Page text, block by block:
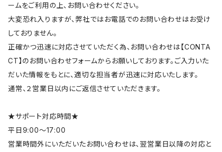
ームをご利用の上、お問い合わせください。
大変恐れ入りますが、弊社ではお電話でのお問い合わせはお受け
しておりません。
正確かつ迅速に対応させていただく為、お問い合わせは【CONTA
CT】のお問い合わせフォームからお願いしております。ご入力いた
だいた情報をもとに、適切な担当者が迅速に対応いたします。
通常、２営業日以内にご返信させていただきます。
★サポート対応時間★
平日9:00～17:00
営業時間外にいただいたお問い合わせは、翌営業日以降の対応と